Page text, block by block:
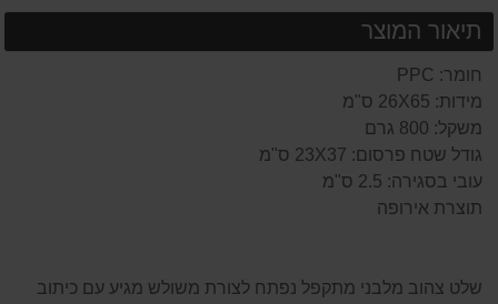
תיאור המוצר
חומר: PPC
מידות: 26X65 ס"מ
משקל: 800 גרם
גודל שטח פרסום: 23X37 ס"מ
עובי בסגירה: 2.5 ס"מ
תוצרת אירופה
שלט צהוב מלבני מתקפל נפתח לצורת משולש מגיע עם כיתוב